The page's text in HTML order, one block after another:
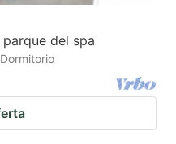
del spa